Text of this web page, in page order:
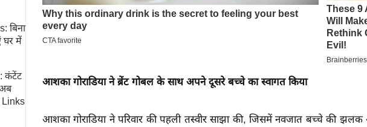
बिना
घर में
कंटेंट
Links
आशका गोराडिया ने ब्रेंट गोबल के साथ अपने दूसरे बच्चे का स्वागत किया
आशका गोराडिया ने परिवार की पहली तस्वीर साझा की, जिसमें नवजात बच्चे की